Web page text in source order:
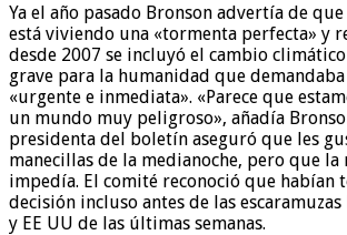
Ya el año pasado Bronson advertía de
está viviendo una «tormenta perfecta» y
desde 2007 se incluyó el cambio
grave para la humanidad que
«urgente e inmediata». «Parece que
un mundo muy peligroso», añadía
presidenta del boletín aseguró que les
manecillas de la medianoche, pero que la
impedía. El comité reconoció que habían
decisión incluso antes de las
y EE UU de las últimas semanas.